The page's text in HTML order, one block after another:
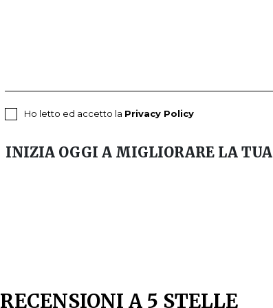
Ho letto ed accetto la Privacy Policy
INIZIA OGGI A MIGLIORARE LA
RECENSIONI A 5 STELLE